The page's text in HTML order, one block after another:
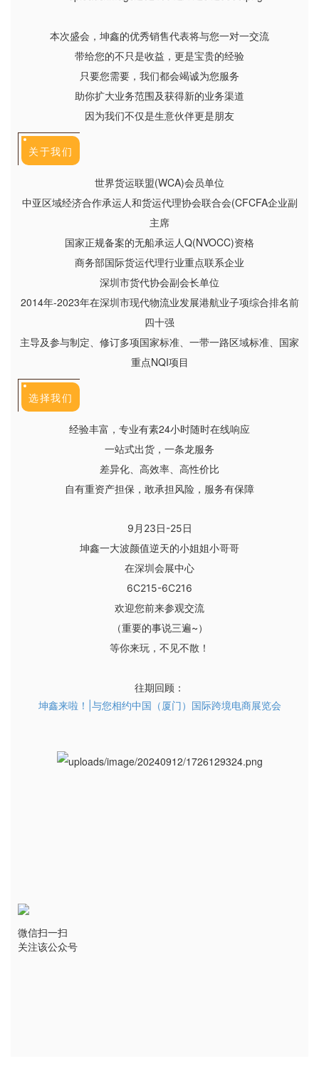
本次盛会，坤鑫的优秀销售代表将与您一对一交流
带给您的不只是收益，更是宝贵的经验
只要您需要，我们都会竭诚为您服务
助你扩大业务范围及获得新的业务渠道
因为我们不仅是生意伙伴更是朋友
关于我们
世界货运联盟(WCA)会员单位
中亚区域经济合作承运人和货运代理协会联合会(CFCFA企业副
主席
国家正规备案的无船承运人Q(NVOCC)资格
商务部国际货运代理行业重点联系企业
深圳市货代协会副会长单位
2014年-2023年在深圳市现代物流业发展港航业子项综合排名前
四十强
主导及参与制定、修订多项国家标准、一带一路区域标准、国家
重点NQI项目
选择我们
经验丰富，专业有素24小时随时在线响应
一站式出货，一条龙服务
差异化、高效率、高性价比
自有重资产担保，敢承担风险，服务有保障
9月23日-25日
坤鑫一大波颜值逆天的小姐姐小哥哥
在深圳会展中心
6C215-6C216
欢迎您前来参观交流
（重要的事说三遍~）
等你来玩，不见不散！
往期回顾：
坤鑫来啦！|与您相约中国（厦门）国际跨境电商展览会
微信扫一扫
关注该公众号